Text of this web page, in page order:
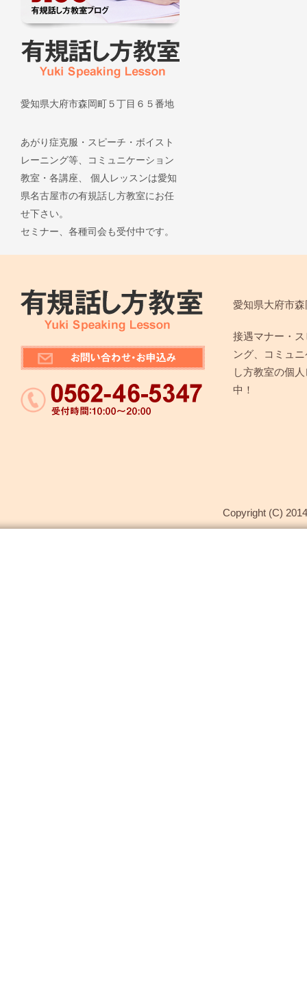
愛知県大府市森岡町５丁目６５番地
あがり症克服・スピーチ・ボイスト
レーニング等、コミュニケーション
教室・各講座、 個人レッスンは愛知
県名古屋市の有規話し方教室にお任
せ下さい。
セミナー、各種司会も受付中です。
愛知県大府市
接遇マナー・
ング、コミュ
し方教室の個
中！
Copyright (C)